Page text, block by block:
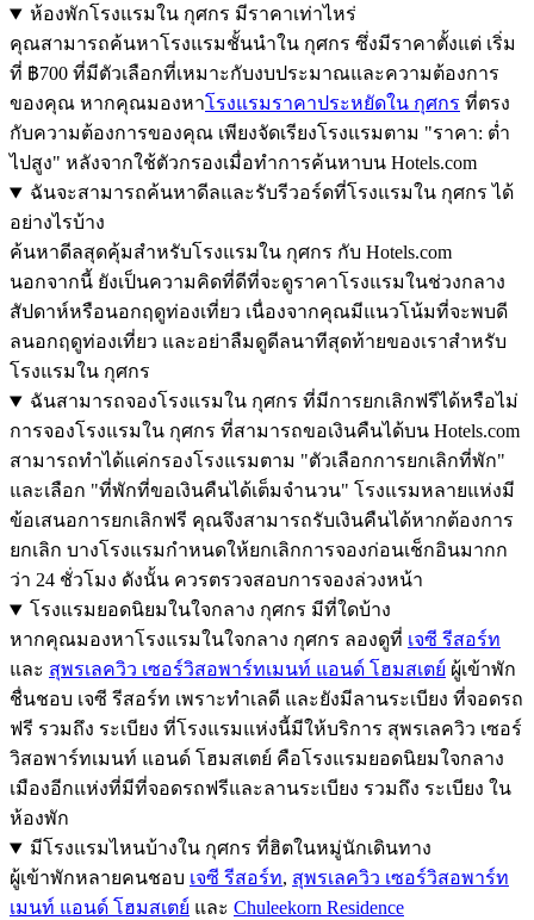
ห้องพักโรงแรมใน กุศกร มีราคาเท่าไหร่
คุณสามารถค้นหาโรงแรมชั้นนำใน กุศกร ซึ่งมีราคาตั้งแต่ เริ่ม
ที่ ฿700 ที่มีตัวเลือกที่เหมาะกับงบประมาณและความต้องการ
ของคุณ หากคุณมองหาโรงแรมราคาประหยัดใน กุศกร ที่ตรง
กับความต้องการของคุณ เพียงจัดเรียงโรงแรมตาม "ราคา: ต่ำ
ไปสูง" หลังจากใช้ตัวกรองเมื่อทำการค้นหาบน Hotels.com
ฉันจะสามารถค้นหาดีลและรับรีวอร์ดที่โรงแรมใน กุศกร ได้
อย่างไรบ้าง
ค้นหาดีลสุดคุ้มสำหรับโรงแรมใน กุศกร กับ Hotels.com
นอกจากนี้ ยังเป็นความคิดที่ดีที่จะดูราคาโรงแรมในช่วงกลาง
สัปดาห์หรือนอกฤดูท่องเที่ยว เนื่องจากคุณมีแนวโน้มที่จะพบดี
ลนอกฤดูท่องเที่ยว และอย่าลืมดูดีลนาทีสุดท้ายของเราสำหรับ
โรงแรมใน กุศกร
ฉันสามารถจองโรงแรมใน กุศกร ที่มีการยกเลิกฟรีได้หรือไม่
การจองโรงแรมใน กุศกร ที่สามารถขอเงินคืนได้บน Hotels.com
สามารถทำได้แค่กรองโรงแรมตาม "ตัวเลือกการยกเลิกที่พัก"
และเลือก "ที่พักที่ขอเงินคืนได้เต็มจำนวน" โรงแรมหลายแห่งมี
ข้อเสนอการยกเลิกฟรี คุณจึงสามารถรับเงินคืนได้หากต้องการ
ยกเลิก บางโรงแรมกำหนดให้ยกเลิกการจองก่อนเช็กอินมากก
ว่า 24 ชั่วโมง ดังนั้น ควรตรวจสอบการจองล่วงหน้า
โรงแรมยอดนิยมในใจกลาง กุศกร มีที่ใดบ้าง
หากคุณมองหาโรงแรมในใจกลาง กุศกร ลองดูที่ เจซี รีสอร์ท
และ สุพรเลควิว เซอร์วิสอพาร์ทเมนท์ แอนด์ โฮมสเตย์ ผู้เข้าพัก
ชื่นชอบ เจซี รีสอร์ท เพราะทำเลดี และยังมีลานระเบียง ที่จอดรถ
ฟรี รวมถึง ระเบียง ที่โรงแรมแห่งนี้มีให้บริการ สุพรเลควิว เซอร์
วิสอพาร์ทเมนท์ แอนด์ โฮมสเตย์ คือโรงแรมยอดนิยมใจกลาง
เมืองอีกแห่งที่มีที่จอดรถฟรีและลานระเบียง รวมถึง ระเบียง ใน
ห้องพัก
มีโรงแรมไหนบ้างใน กุศกร ที่ฮิตในหมู่นักเดินทาง
ผู้เข้าพักหลายคนชอบ เจซี รีสอร์ท, สุพรเลควิว เซอร์วิสอพาร์ท
เมนท์ แอนด์ โฮมสเตย์ และ Chuleekorn Residence